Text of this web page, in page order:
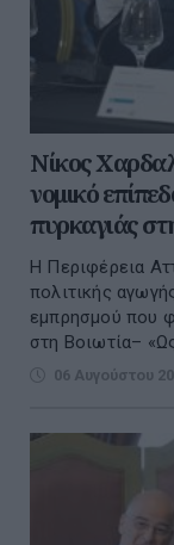
Νίκος
νομικό
πυρκαγιάς
Η Περιφέρεια
πολιτικής
εμπρησμού που
στη Βοιωτία–
06 Αυγούστου